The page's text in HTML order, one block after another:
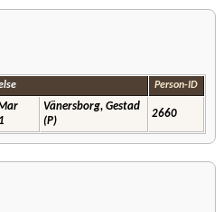
Person-ID
Vänersborg, Gestad
(P)
2660